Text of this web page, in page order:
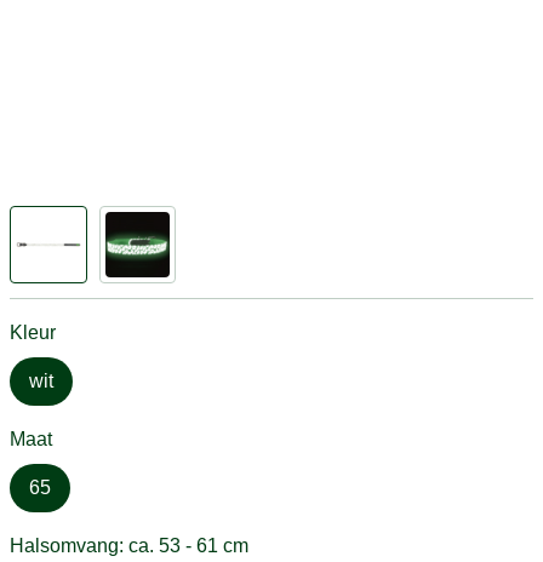
Kleur
wit
Maat
65
Halsomvang: ca. 53 - 61 cm